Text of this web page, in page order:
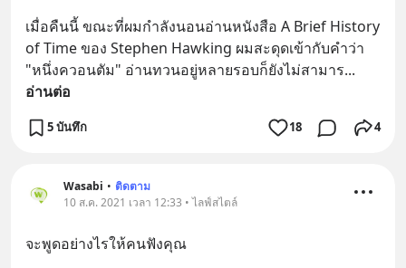
เมื่อคืนนี้ ขณะที่ผมกำลังนอนอ่านหนังสือ A Brief History
of Time ของ Stephen Hawking ผมสะดุดเข้ากับคำว่า
"หนึ่งควอนตัม" อ่านทวนอยู่หลายรอบก็ยังไม่สามาร
อ่านต่อ
5 บันทึก 18 4
Wasabi • ติดตาม
10 ส.ค. 2021 เวลา 12:33 • ไลฟ์สไตล์
จะพูดอย่างไรให้คนฟังคุณ